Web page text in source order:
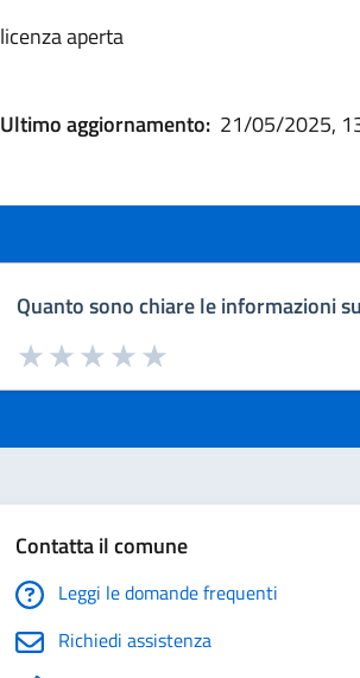
licenza aperta
Ultimo aggiornamento: 21/05/2025,
Quanto sono chiare le informazioni
Valuta da 1 a 5 stelle la pagina
Valuta 5 stelle su 5
Valuta 4 stelle su 5
Valuta 3 stelle su 5
Valuta 2 stelle su 5
Valuta 1 stelle su 5
Contatta il comune
Leggi le domande frequenti
Richiedi assistenza